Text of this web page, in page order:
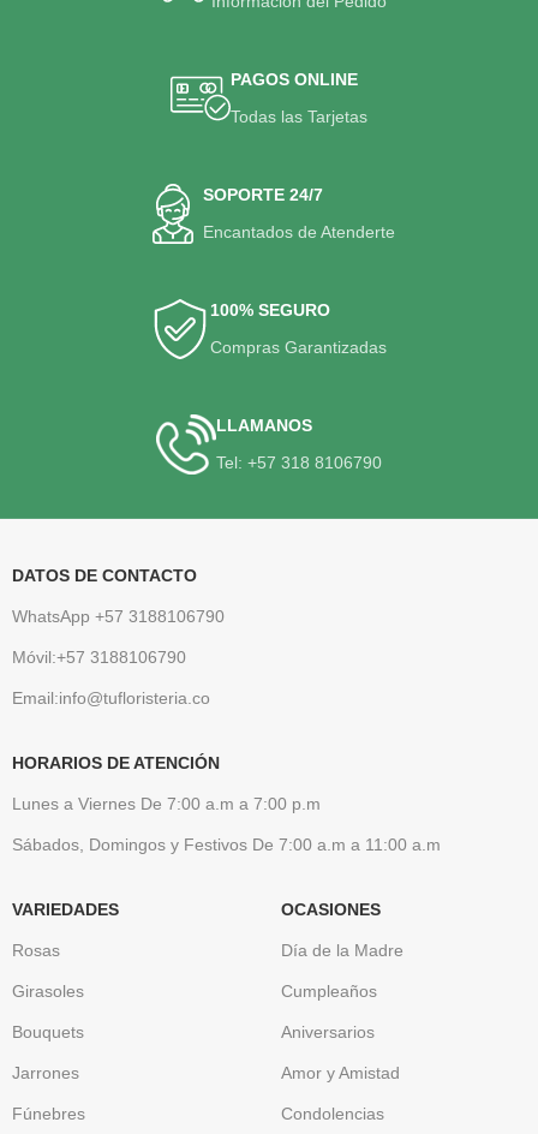
PAGOS ONLINE
Todas las Tarjetas
SOPORTE 24/7
Encantados de Atenderte
100% SEGURO
Compras Garantizadas
LLAMANOS
Tel: +57 318 8106790
DATOS DE CONTACTO
WhatsApp +57 3188106790
Móvil:+57 3188106790
Email:info@tufloristeria.co
HORARIOS DE ATENCIÓN
Lunes a Viernes De 7:00 a.m a 7:00 p.m
Sábados, Domingos y Festivos De 7:00 a.m a 11:00 a.m
VARIEDADES
Rosas
Girasoles
Bouquets
Jarrones
Fúnebres
OCASIONES
Día de la Madre
Cumpleaños
Aniversarios
Amor y Amistad
Condolencias